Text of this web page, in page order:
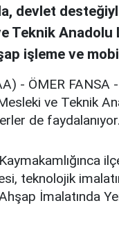
devlet
Teknik
işleme ve
- ÖMER FANSA
ve Teknik
de faydalanıyor.
teknolojik
İmalatında